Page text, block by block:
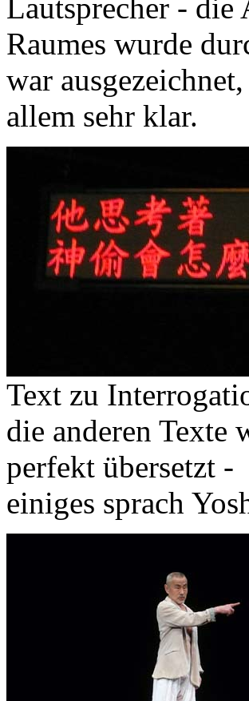
Lautsprecher - die
Raumes wurde
war
allem sehr klar.
Text zu
die anderen Texte
perfekt übersetzt -
einiges sprach